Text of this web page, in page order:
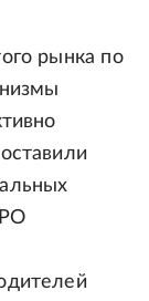
рынка по